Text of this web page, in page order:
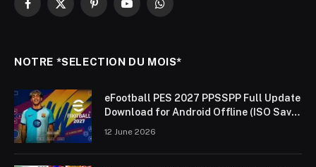
Facebook
X
PinterestYouTubeWhatsApp
NOTRE *SELECTION DU MOIS*
eFootball PES 2027 PPSSPP Full Update
Download for Android Offline (ISO Save
12 June 2026